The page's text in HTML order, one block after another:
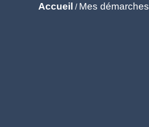
Accueil / Mes démarches